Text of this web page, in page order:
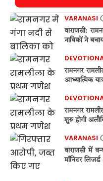
VARANASI
वाराणसी:
नाविकों ने
रामनगर
आध्यात्मिक
रामनगर
शुरू होगी
VARANASI
वाराणसी में
मॉनिटर